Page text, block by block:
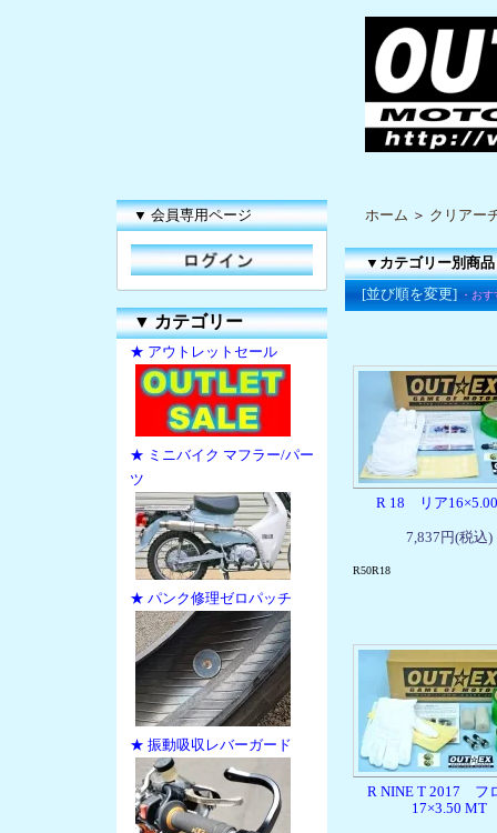
▼ 会員専用ページ
▼カテゴリー
★ アウトレットセール
★ ミニバイク マフラー/パー
ツ
★ パンク修理ゼロパッチ
★ 振動吸収レバーガード
ホーム ＞ クリアー
▼カテゴリー別商品
[並び順を変更]
・お
R 18 リア
7,837円(税込)
R50R18
R NINE T 2017 フ
17×3.50 MT